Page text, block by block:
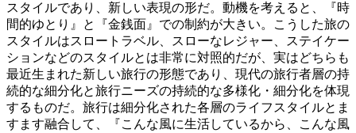
スタイルであり、新しい表現の形だ。動機を考えると、『時
間的ゆとり』と『金銭面』での制約が大きい。こうした旅の
スタイルはスロートラベル、スローなレジャー、ステイケー
ションなどのスタイルとは非常に対照的だが、実はどちらも
最近生まれた新しい旅行の形態であり、現代の旅行者層の持
続的な細分化と旅行ニーズの持続的な多様化・細分化を体現
するものだ。旅行は細分化された各層のライフスタイルとま
すます融合して、『こんな風に生活しているから、こんな風